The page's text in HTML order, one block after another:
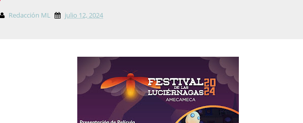
Redacción ML julio 12, 2024